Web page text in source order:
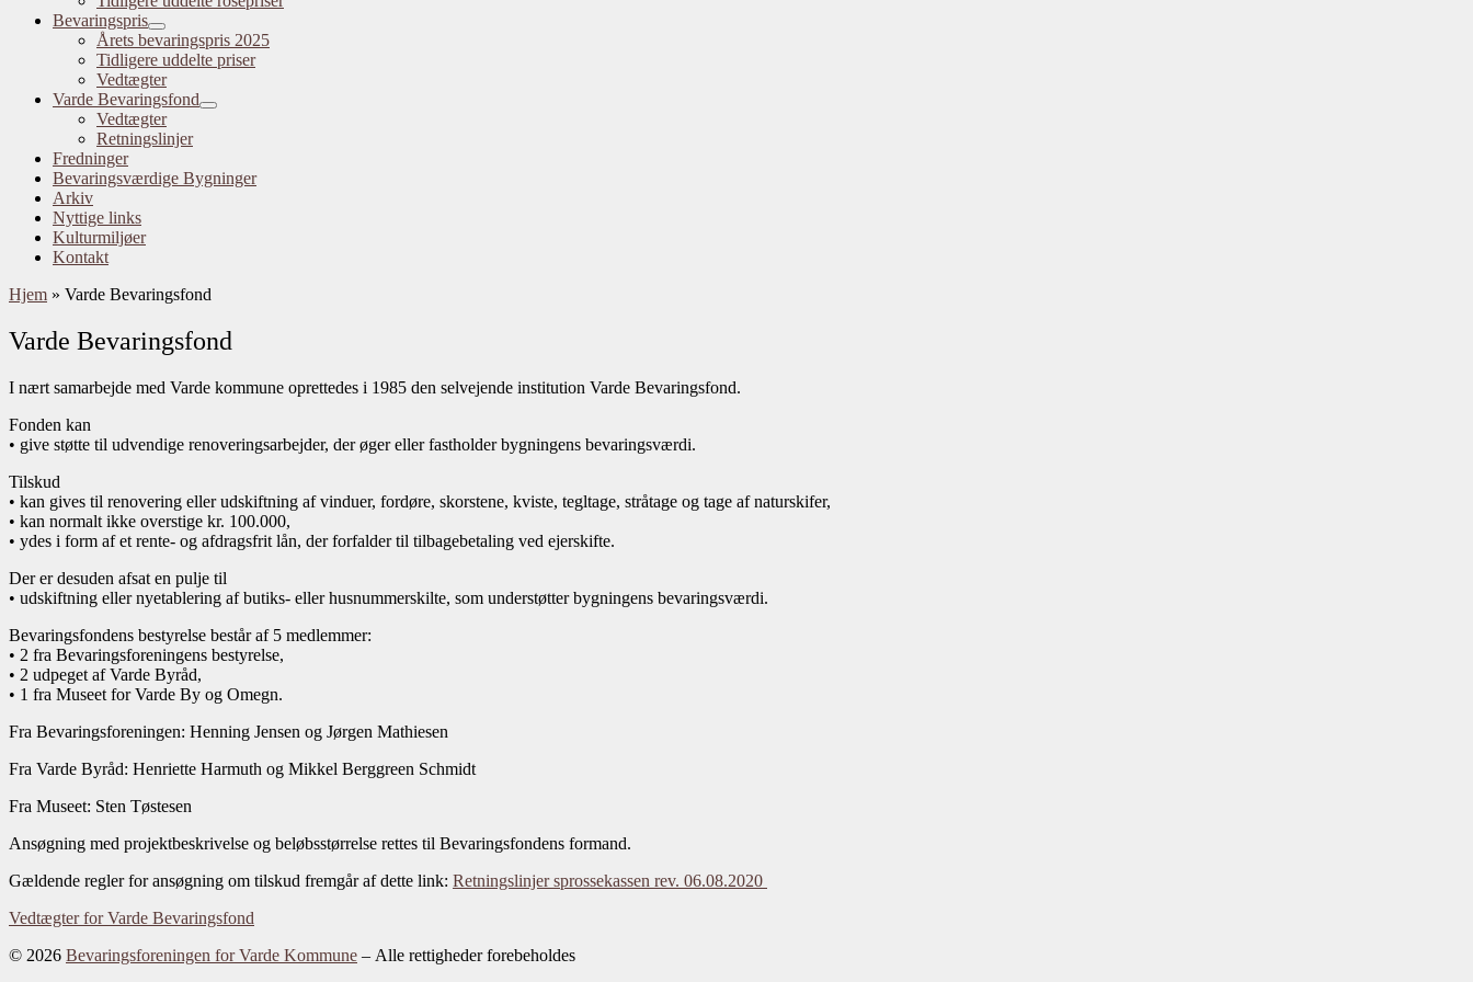
Bevaringspris
Årets bevaringspris 2025
Tidligere uddelte priser
Vedtægter
Varde Bevaringsfond
Vedtægter
Retningslinjer
Fredninger
Bevaringsværdige Bygninger
Arkiv
Nyttige links
Kulturmiljøer
Kontakt
Hjem » Varde Bevaringsfond
Varde Bevaringsfond
I nært samarbejde med Varde kommune oprettedes i 1985 den selvejende institution Varde Bevaringsfond.
Fonden kan
• give støtte til udvendige renoveringsarbejder, der øger eller fastholder bygningens bevaringsværdi.
Tilskud
• kan gives til renovering eller udskiftning af vinduer, fordøre, skorstene, kviste, tegltage, stråtage og tage af naturskifer,
• kan normalt ikke overstige kr. 100.000,
• ydes i form af et rente- og afdragsfrit lån, der forfalder til tilbagebetaling ved ejerskifte.
Der er desuden afsat en pulje til
• udskiftning eller nyetablering af butiks- eller husnummerskilte, som understøtter bygningens bevaringsværdi.
Bevaringsfondens bestyrelse består af 5 medlemmer:
• 2 fra Bevaringsforeningens bestyrelse,
• 2 udpeget af Varde Byråd,
• 1 fra Museet for Varde By og Omegn.
Fra Bevaringsforeningen: Henning Jensen og Jørgen Mathiesen
Fra Varde Byråd: Henriette Harmuth og Mikkel Berggreen Schmidt
Fra Museet: Sten Tøstesen
Ansøgning med projektbeskrivelse og beløbsstørrelse rettes til Bevaringsfondens formand.
Gældende regler for ansøgning om tilskud fremgår af dette link: Retningslinjer sprossekassen rev. 06.08.2020
Vedtægter for Varde Bevaringsfond
© 2026 Bevaringsforeningen for Varde Kommune – Alle rettigheder forebeholdes